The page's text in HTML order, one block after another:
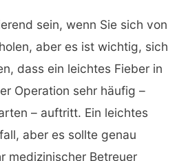
sein, wenn Sie sich von
aber es ist wichtig, sich
dass ein leichtes Fieber in
Operation sehr häufig –
– auftritt. Ein leichtes
aber es sollte genau
medizinischer Betreuer